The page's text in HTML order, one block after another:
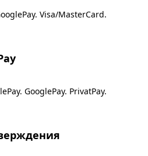
Visa/MasterCard.
GooglePay. PrivatPay.